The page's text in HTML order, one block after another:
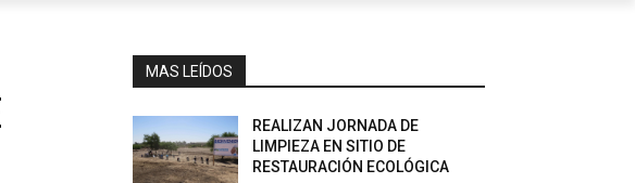
MAS LEÍDOS
REALIZAN JORNADA DE
LIMPIEZA EN SITIO DE
RESTAURACIÓN ECOLÓGICA